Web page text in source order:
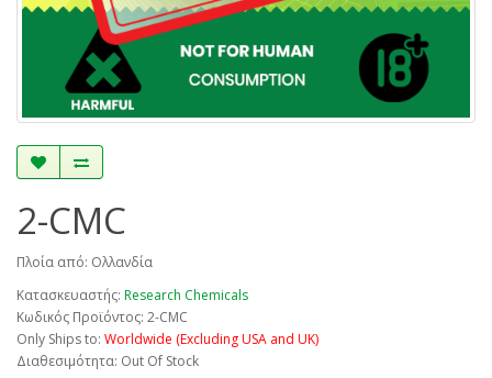
2-CMC
Πλοία από: Ολλανδία
Κατασκευαστής: Research Chemicals
Κωδικός Προϊόντος: 2-CMC
Only Ships to: Worldwide (Excluding USA and UK)
Διαθεσιμότητα: Out Of Stock